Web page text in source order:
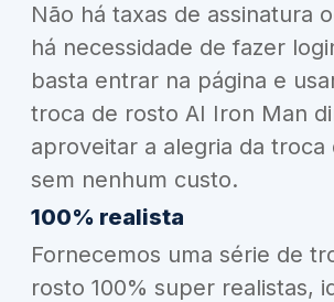
Não há taxas de assinatura
há necessidade de fazer
basta entrar na página e
troca de rosto AI Iron Man
aproveitar a alegria da troca
sem nenhum custo.
100% realista
Fornecemos uma série de
rosto 100% super realistas,